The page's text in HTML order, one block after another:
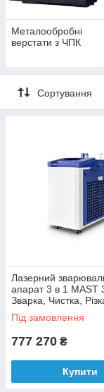
Металообробні
верстати з ЧПК
Сортування
Лазерний
апарат 3 в 1
Зварка, Чистка,
MAX 3 кВт
Під замовлення
777 270 ₴
Купити